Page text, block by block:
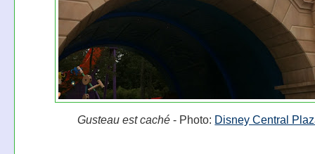
Gusteau est caché - Photo: Disney Central